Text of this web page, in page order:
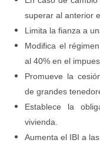
superar al anterior
Limita la fianza a
Modifica el
al 40% en el
Promueve la
de grandes
Establece la
vivienda.
Aumenta el IBI a